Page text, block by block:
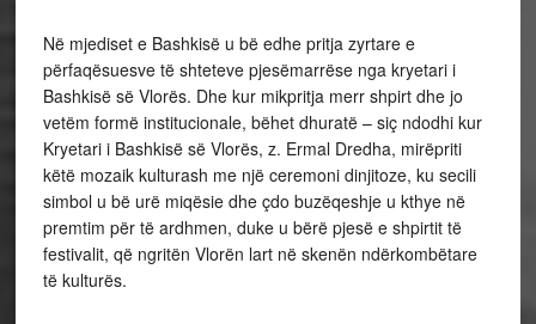
Në mjediset e Bashkisë u bë edhe pritja zyrtare e
përfaqësuesve të shteteve pjesëmarrëse nga kryetari i
Bashkisë së Vlorës. Dhe kur mikpritja merr shpirt dhe jo
vetëm formë institucionale, bëhet dhuratë – siç ndodhi kur
Kryetari i Bashkisë së Vlorës, z. Ermal Dredha, mirëpriti
këtë mozaik kulturash me një ceremoni dinjitoze, ku secili
simbol u bë urë miqësie dhe çdo buzëqeshje u kthye në
premtim për të ardhmen, duke u bërë pjesë e shpirtit të
festivalit, që ngritën Vlorën lart në skenën ndërkombëtare
të kulturës.